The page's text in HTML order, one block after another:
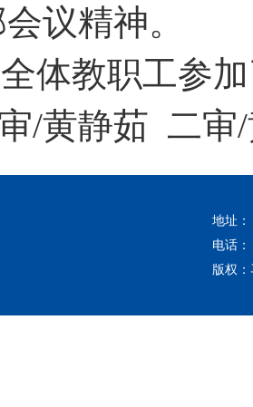
议精神。
体教职工参
审/黄静茹 二
地址
电话：
版权